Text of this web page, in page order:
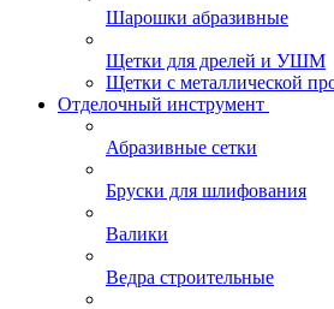
Шарошки абразивные
Щетки для дрелей и УШМ
Щетки с металлической
Отделочный инструмент
Абразивные сетки
Бруски для шлифования
Валики
Ведра строительные